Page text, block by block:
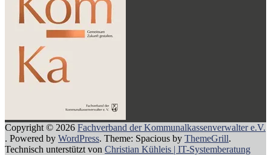
Copyright © 2026 Fachverband der Kommunalkassenverwalter e.V.
. Powered by WordPress. Theme: Spacious by ThemeGrill.
Technisch unterstützt von Christian Kühleis | IT-Systemberatung